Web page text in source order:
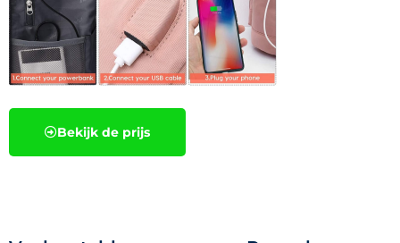
Bekijk de prijs